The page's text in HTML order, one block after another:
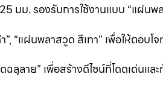
มม. รองรับการใช้งานแบบ “แผ่น
“แผ่นพลาสวูด สีเทา” เพื่อให้ตอ
ลุลาย” เพื่อสร้างดีไซน์ที่โดดเด่นแล